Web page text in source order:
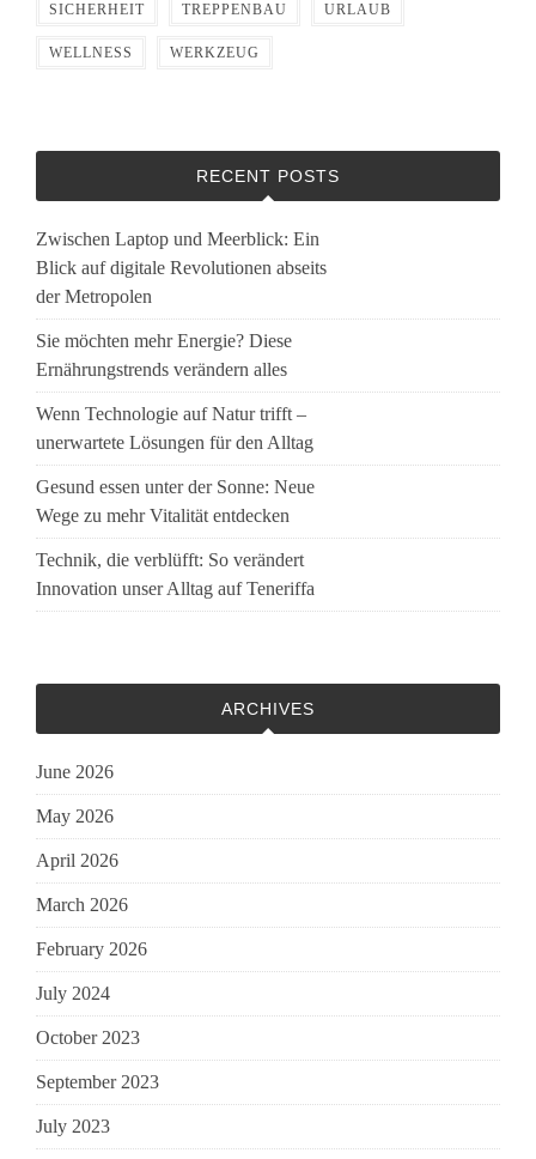
SICHERHEIT TREPPENBAU URLAUB
WELLNESS WERKZEUG
RECENT POSTS
Zwischen Laptop und Meerblick: Ein
Blick auf digitale Revolutionen abseits
der Metropolen
Sie möchten mehr Energie? Diese
Ernährungstrends verändern alles
Wenn Technologie auf Natur trifft –
unerwartete Lösungen für den Alltag
Gesund essen unter der Sonne: Neue
Wege zu mehr Vitalität entdecken
Technik, die verblüfft: So verändert
Innovation unser Alltag auf Teneriffa
ARCHIVES
June 2026
May 2026
April 2026
March 2026
February 2026
July 2024
October 2023
September 2023
July 2023